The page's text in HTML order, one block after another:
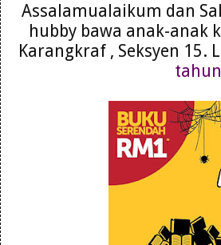
Assalamualaikum dan
hubby bawa anak-anak
Karangkraf , Seksyen